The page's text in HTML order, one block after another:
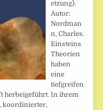
etzung).
Autor:
Nordman
n, Charles.
Einsteins
Theorien
haben
eine
tiefgreifen
herbeigeführt. In ihrem
koordinierter,